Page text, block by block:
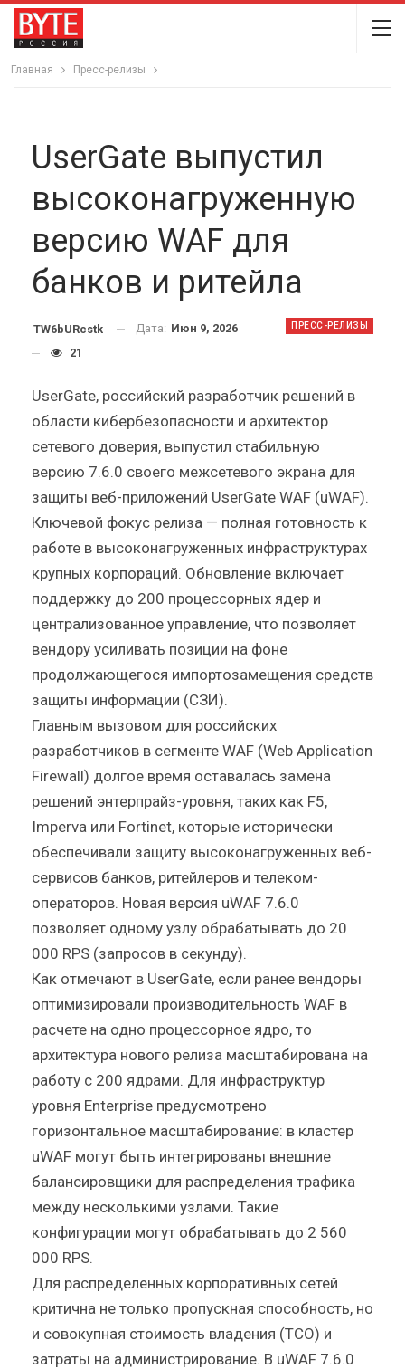
Главная Пресс-релизы
UserGate выпустил
высоконагруженную
версию WAF для
банков и ритейла
ПРЕСС-РЕЛИЗЫ
TW6bURcstk Дата: Июн 9, 2026
21
UserGate, российский разработчик решений в
области кибербезопасности и архитектор
сетевого доверия, выпустил стабильную
версию 7.6.0 своего межсетевого экрана для
защиты веб-приложений UserGate WAF (uWAF).
Ключевой фокус релиза — полная готовность к
работе в высоконагруженных инфраструктурах
крупных корпораций. Обновление включает
поддержку до 200 процессорных ядер и
централизованное управление, что позволяет
вендору усиливать позиции на фоне
продолжающегося импортозамещения средств
защиты информации (СЗИ).
Главным вызовом для российских
разработчиков в сегменте WAF (Web Application
Firewall) долгое время оставалась замена
решений энтерпрайз-уровня, таких как F5,
Imperva или Fortinet, которые исторически
обеспечивали защиту высоконагруженных веб-
сервисов банков, ритейлеров и телеком-
операторов. Новая версия uWAF 7.6.0
позволяет одному узлу обрабатывать до 20
000 RPS (запросов в секунду).
Как отмечают в UserGate, если ранее вендоры
оптимизировали производительность WAF в
расчете на одно процессорное ядро, то
архитектура нового релиза масштабирована на
работу с 200 ядрами. Для инфраструктур
уровня Enterprise предусмотрено
горизонтальное масштабирование: в кластер
uWAF могут быть интегрированы внешние
балансировщики для распределения трафика
между несколькими узлами. Такие
конфигурации могут обрабатывать до 2 560
000 RPS.
Для распределенных корпоративных сетей
критична не только пропускная способность, но
и совокупная стоимость владения (TCO) и
затраты на администрирование. В uWAF 7.6.0